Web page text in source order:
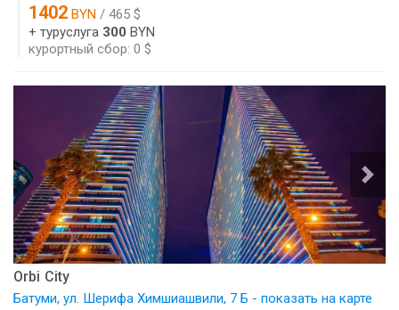
1402 BYN / 465 $
+ туруслуга 300 BYN
курортный сбор: 0 $
Orbi City
Батуми, ул. Шерифа Химшиашвили, 7 Б - показать на карте